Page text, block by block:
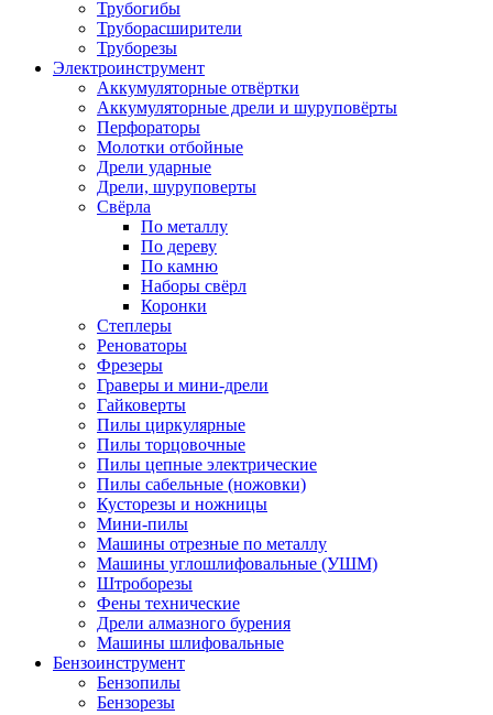
Трубогибы
Труборасширители
Труборезы
Электроинструмент
Аккумуляторные отвёртки
Аккумуляторные дрели и шуруповёрты
Перфораторы
Молотки отбойные
Дрели ударные
Дрели, шуруповерты
Свёрла
По металлу
По дереву
По камню
Наборы свёрл
Коронки
Степлеры
Реноваторы
Фрезеры
Граверы и мини-дрели
Гайковерты
Пилы циркулярные
Пилы торцовочные
Пилы цепные электрические
Пилы сабельные (ножовки)
Кусторезы и ножницы
Мини-пилы
Машины отрезные по металлу
Машины углошлифовальные (УШМ)
Штроборезы
Фены технические
Дрели алмазного бурения
Машины шлифовальные
Бензоинструмент
Бензопилы
Бензорезы